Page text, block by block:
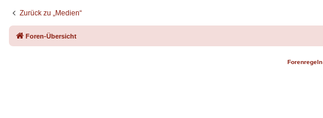
Zurück zu „Medien“
Foren-Übersicht
Forenregeln